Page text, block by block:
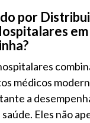
por
em
médicos
a
Eles não